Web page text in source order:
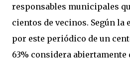
responsables municipales
cientos de vecinos. Según la
por este periódico de un
63% considera abiertamente